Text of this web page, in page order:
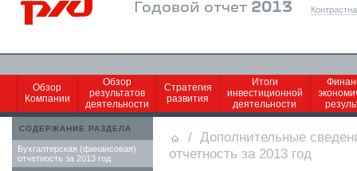
Годовой отчет 2013
Обзор
Компании
Обзор
результатов
деятельности
Стратегия
развития
Итоги
инвестиционной
деятельности
СОДЕРЖАНИЕ РАЗДЕЛА
Бухгалтерская (финансовая)
отчетность за 2013 год
/ Дополнительные
отчетность за 2013 год